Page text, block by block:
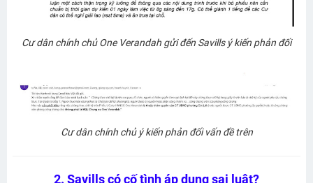
Cư dân chính chủ One Verandah gửi đến Savills ý kiến phản đối
Cư dân chính chủ ý kiến phản đối vấn đề trên
2. Savills có cố tình áp dụng sai luật?